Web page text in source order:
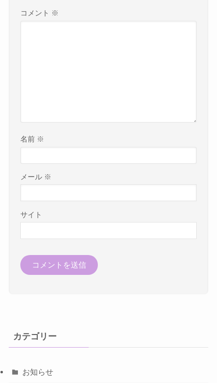
コメント ※
名前 ※
メール ※
サイト
カテゴリー
お知らせ